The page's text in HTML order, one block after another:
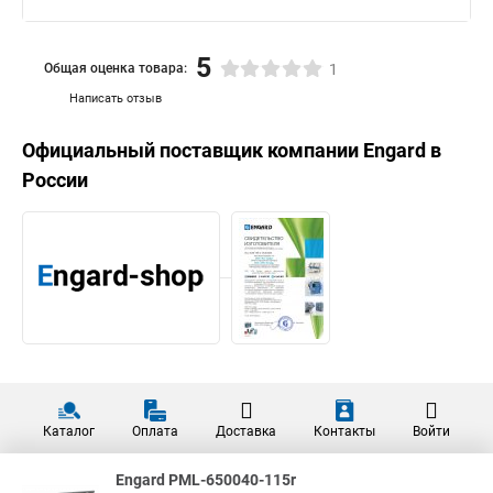
Написать отзыв
Общая оценка товара: 5 1
Официальный поставщик компании Engard в
России
Каталог Оплата Доставка Контакты Войти
Engard PML-650040-115r